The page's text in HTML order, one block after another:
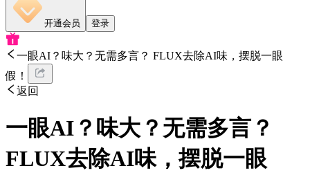
开通会员 登录
一眼AI？味大？无需多言？ FLUX去除AI味，摆脱一眼
假！
返回
一眼AI？味大？无需多言？
FLUX去除AI味，摆脱一眼